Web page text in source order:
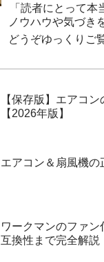
「読者にとって
ノウハウや気づき
どうぞゆっくりご
【保存版】エアコ
【2026年版】
エアコン＆扇風機
ワークマンのファ
互換性まで完全解説